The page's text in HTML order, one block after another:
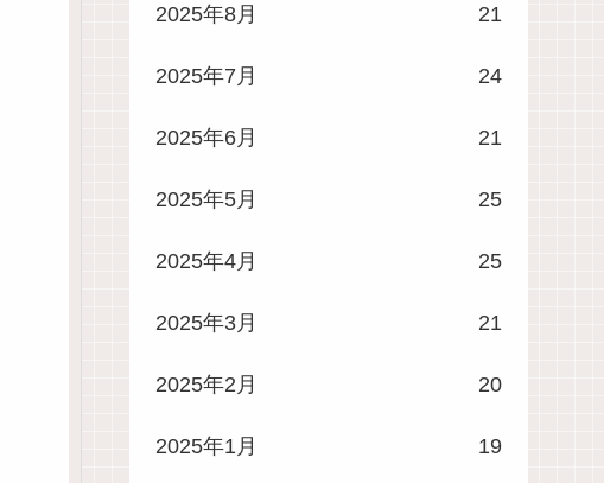
2025年8月 21
2025年7月 24
2025年6月 21
2025年5月 25
2025年4月 25
2025年3月 21
2025年2月 20
2025年1月 19